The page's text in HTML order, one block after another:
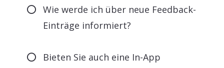
Wie werde ich über neue Feedback-
Einträge informiert?
Bieten Sie auch eine In-App